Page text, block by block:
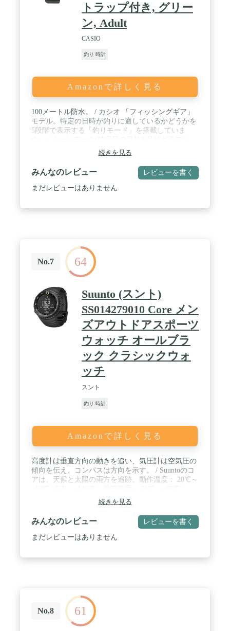
トラップ付き, グリー
ン, Adult
CASIO
釣り 時計
Amazonで詳しく見る
100メートル防水。 / カシオ 「フィッシングギア」
モデル。特定の日時が釣りに適しているかどうかを
5段階で表示する「釣りモード」を搭載していま
LEDライトにより、昼夜問わず残光機能で視認性を
確保します。 / 1/100秒ストップウォッチ(測定容
量： 23時間59分59秒99) / カウントダウンタイマー
(計測単位： 1秒) (範囲： 1分/24時間) / 多機能アラ
ーム(3つの独立したアラーム) / 2099年までオートカ
続きを見る
みんなのレビュー レビューを書く
まだレビューはありません
No.7 64
Suunto (スント)
SS014279010 Core メン
ズアウトドアスポーツ
ウォッチ オールブラ
ック クラシックウォ
ッチ
スント
釣り 時計
Amazonで詳しく見る
高度計は垂直方向の動きを追い、気圧計は空気圧の
傾向を伝え、コンパスは方向を示す。 / Suuntoのコ
アは、天候と太陽の両方を追跡。動作温度： 20℃～
22°F～+140°F。 / 天気の傾向グラフと嵐警報、400
以上の場所の日の出と日没時刻が事前に設定されて
いるので、安全に滞在し、アクティビティを計画で
きます。 / 数多くのスタイリッシュなデザインで、
あなたのスタイルに合ったSuuntoコアを見つけるこ
続きを見る
みんなのレビュー レビューを書く
まだレビューはありません
No.8 61